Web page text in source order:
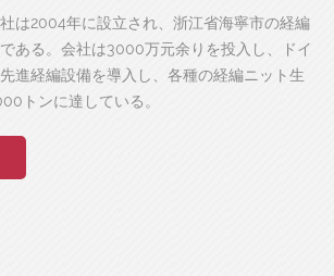
は2004年に設立され、浙江省海寧市の経編
ある。会社は3000万元余りを投入し、ドイ
進経編設備を導入し、各種の経編ニット生
トンに達している。